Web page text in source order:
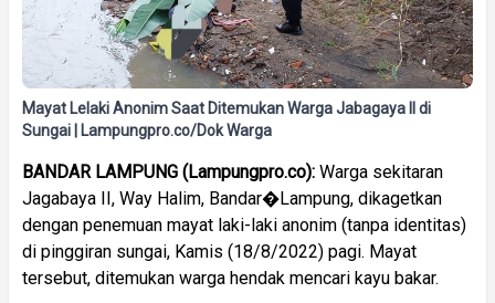
Mayat Lelaki Anonim Saat Ditemukan Warga Jabagaya II di
Sungai | Lampungpro.co/Dok Warga
BANDAR LAMPUNG (Lampungpro.co): Warga sekitaran
Jagabaya II, Way Halim, Bandar�Lampung, dikagetkan
dengan penemuan mayat laki-laki anonim (tanpa identitas)
di pinggiran sungai, Kamis (18/8/2022) pagi. Mayat
tersebut, ditemukan warga hendak mencari kayu bakar.